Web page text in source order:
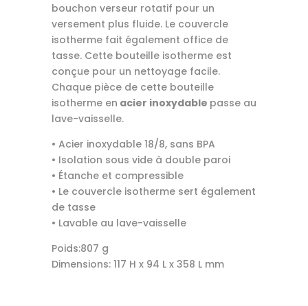
bouchon verseur rotatif pour un
versement plus fluide. Le couvercle
isotherme fait également office de
tasse. Cette bouteille isotherme est
conçue pour un nettoyage facile.
Chaque pièce de cette bouteille
isotherme en acier inoxydable passe au
lave-vaisselle.
• Acier inoxydable 18/8, sans BPA
• Isolation sous vide à double paroi
• Étanche et compressible
• Le couvercle isotherme sert également
de tasse
• Lavable au lave-vaisselle
Poids:807 g
Dimensions: 117 H x 94 L x 358 L mm